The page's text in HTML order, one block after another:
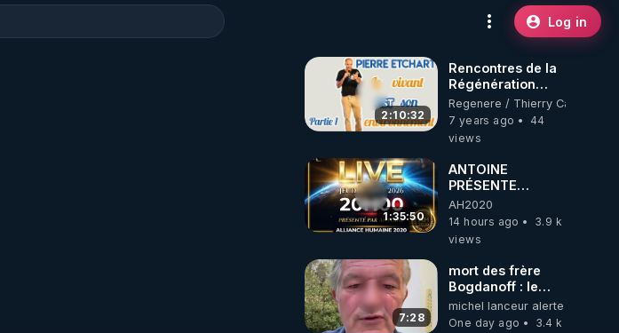
Log in
2:10:32
Rencontres de la
Régénération
2019 : Le vivant
EST son
environnement
Etchart (partie 1)
Regenere / Thierry
7 years ago
44
views
1:35:50
ANTOINE
PRÉSENTE
AH2020 LE LIVE
20H ***DU
06/08/2026***
AH2020
14 hours ago
3.9 k
views
7:28
mort des frère
Bogdanoff : le
mensonge d état
michel lanceur alerte
One day ago
3.4 k